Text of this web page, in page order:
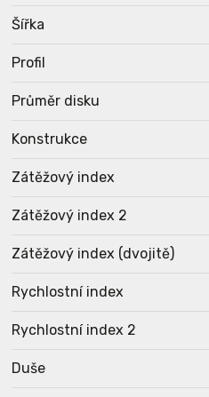
Šířka
Profil
Průměr disku
Konstrukce
Zátěžový index
Zátěžový index 2
Zátěžový index (dvojitě)
Rychlostní index
Rychlostní index 2
Duše